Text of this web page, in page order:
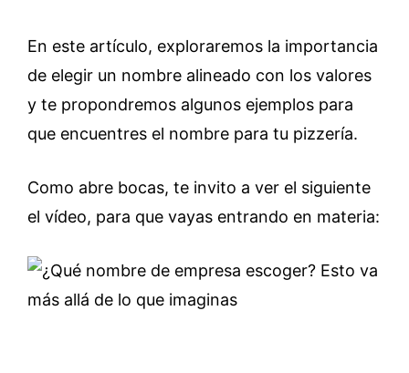
En este artículo, exploraremos la importancia
de elegir un nombre alineado con los valores
y te propondremos algunos ejemplos para
que encuentres el nombre para tu pizzería.
Como abre bocas, te invito a ver el siguiente
el vídeo, para que vayas entrando en materia: